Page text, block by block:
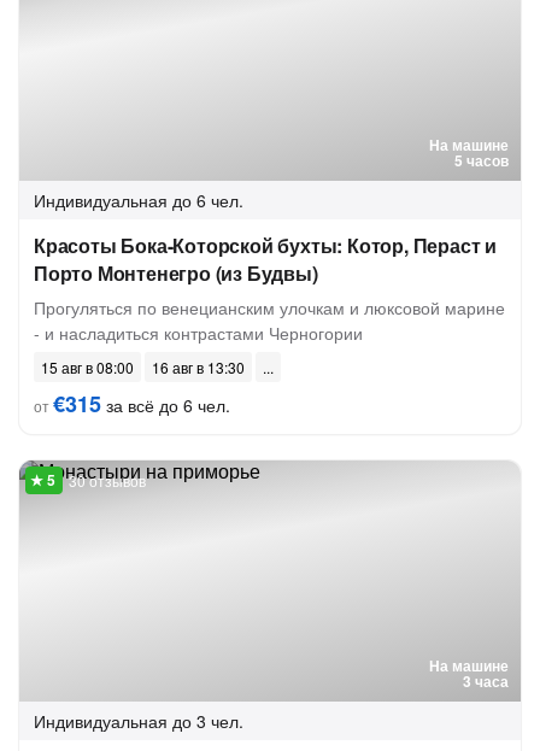
На машине
5 часов
Индивидуальная до 6 чел.
Красоты Бока-Которской бухты: Котор, Пераст и
Порто Монтенегро (из Будвы)
Прогуляться по венецианским улочкам и люксовой марине
- и насладиться контрастами Черногории
15 авг в 08:00
16 авг в 13:30
от€315 за всё до 6 чел.
На машине
3 часа
30 отзывов
Индивидуальная до 3 чел.